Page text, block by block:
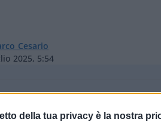
della tua privacy è la nostra
Cesario
2025, 5:54
o fantascienza?